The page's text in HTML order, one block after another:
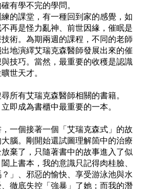
學不完的學問。
課堂，有一種回到家的感覺，如
再是怪力亂神、前世因緣，催眠是
術。為期兩週的課程，不同的老師
地演繹艾瑞克森醫師發展出來的催
技巧。當然，最重要的收穫是認識
世天才。
有艾瑞克森醫師相關的書籍。
即成為書櫃中最重要的一本。
個接著一個「艾瑞克森式」的故
腦。剛開始還試圖理解箇中的治療
棄了，只隨著書中的故事進入了似
上書本，我的意識只記得肉桂臉、
？」、邪惡的愉快、享受游泳池與水
徹底失控「強暴」了她；而我的潛